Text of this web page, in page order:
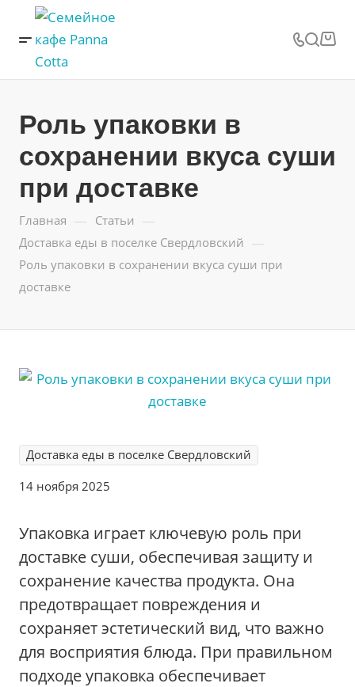
Роль упаковки в
сохранении вкуса суши
при доставке
Главная — Статьи —
Доставка еды в поселке Свердловский —
Роль упаковки в сохранении вкуса суши при
доставке
Доставка еды в поселке Свердловский
14 ноября 2025
Упаковка играет ключевую роль при
доставке суши, обеспечивая защиту и
сохранение качества продукта. Она
предотвращает повреждения и
сохраняет эстетический вид, что важно
для восприятия блюда. При правильном
подходе упаковка обеспечивает